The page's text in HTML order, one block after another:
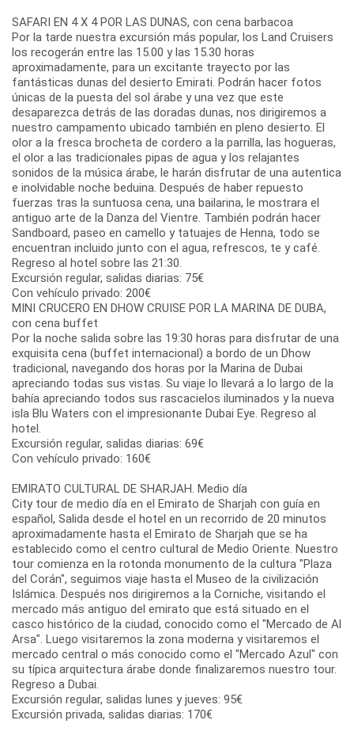
SAFARI EN 4 X 4 POR LAS DUNAS, con cena barbacoa
Por la tarde nuestra excursión más popular, los Land Cruisers
los recogerán entre las 15.00 y las 15.30 horas
aproximadamente, para un excitante trayecto por las
fantásticas dunas del desierto Emirati. Podrán hacer fotos
únicas de la puesta del sol árabe y una vez que este
desaparezca detrás de las doradas dunas, nos dirigiremos a
nuestro campamento ubicado también en pleno desierto. El
olor a la fresca brocheta de cordero a la parrilla, las hogueras,
el olor a las tradicionales pipas de agua y los relajantes
sonidos de la música árabe, le harán disfrutar de una autentica
e inolvidable noche beduina. Después de haber repuesto
fuerzas tras la suntuosa cena, una bailarina, le mostrara el
antiguo arte de la Danza del Vientre. También podrán hacer
Sandboard, paseo en camello y tatuajes de Henna, todo se
encuentran incluido junto con el agua, refrescos, te y café.
Regreso al hotel sobre las 21:30.
Excursión regular, salidas diarias: 75€
Con vehículo privado: 200€
MINI CRUCERO EN DHOW CRUISE POR LA MARINA DE DUBA,
con cena buffet
Por la noche salida sobre las 19:30 horas para disfrutar de una
exquisita cena (buffet internacional) a bordo de un Dhow
tradicional, navegando dos horas por la Marina de Dubai
apreciando todas sus vistas. Su viaje lo llevará a lo largo de la
bahía apreciando todos sus rascacielos iluminados y la nueva
isla Blu Waters con el impresionante Dubai Eye. Regreso al
hotel.
Excursión regular, salidas diarias: 69€
Con vehículo privado: 160€
EMIRATO CULTURAL DE SHARJAH. Medio día
City tour de medio día en el Emirato de Sharjah con guía en
español, Salida desde el hotel en un recorrido de 20 minutos
aproximadamente hasta el Emirato de Sharjah que se ha
establecido como el centro cultural de Medio Oriente. Nuestro
tour comienza en la rotonda monumento de la cultura "Plaza
del Corán", seguimos viaje hasta el Museo de la civilización
Islámica. Después nos dirigiremos a la Corniche, visitando el
mercado más antiguo del emirato que está situado en el
casco histórico de la ciudad, conocido como el "Mercado de Al
Arsa". Luego visitaremos la zona moderna y visitaremos el
mercado central o más conocido como el "Mercado Azul" con
su típica arquitectura árabe donde finalizaremos nuestro tour.
Regreso a Dubai.
Excursión regular, salidas lunes y jueves: 95€
Excursión privada, salidas diarias: 170€